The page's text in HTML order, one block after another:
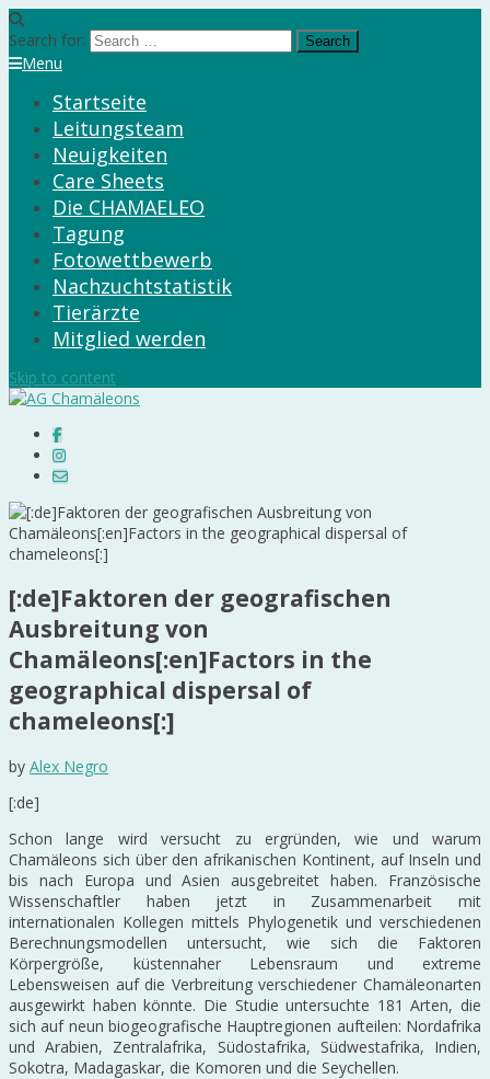
Search for:
Menu
Startseite
Leitungsteam
Neuigkeiten
Care Sheets
Die CHAMAELEO
Tagung
Fotowettbewerb
Nachzuchtstatistik
Tierärzte
Mitglied werden
Skip to content
[:de]Faktoren der geografischen
Ausbreitung von
Chamäleons[:en]Factors in the
geographical dispersal of
chameleons[:]
by Alex Negro
[:de]
Schon lange wird versucht zu ergründen, wie und warum
Chamäleons sich über den afrikanischen Kontinent, auf Inseln und
bis nach Europa und Asien ausgebreitet haben. Französische
Wissenschaftler haben jetzt in Zusammenarbeit mit
internationalen Kollegen mittels Phylogenetik und verschiedenen
Berechnungsmodellen untersucht, wie sich die Faktoren
Körpergröße, küstennaher Lebensraum und extreme
Lebensweisen auf die Verbreitung verschiedener Chamäleonarten
ausgewirkt haben könnte. Die Studie untersuchte 181 Arten, die
sich auf neun biogeografische Hauptregionen aufteilen: Nordafrika
und Arabien, Zentralafrika, Südostafrika, Südwestafrika, Indien,
Sokotra, Madagaskar, die Komoren und die Seychellen.